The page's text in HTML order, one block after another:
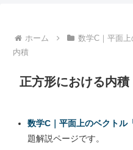
ホーム 数学C｜平面
内積
正方形における内積
数学C｜平面上のベクトル
題解説ページです。